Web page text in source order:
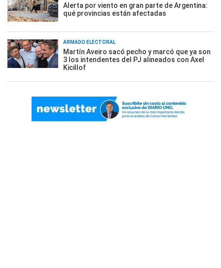
Alerta por viento en gran parte de Argentina:
qué provincias están afectadas
ARMADO ELECTORAL
Martín Aveiro sacó pecho y marcó que ya son
3 los intendentes del PJ alineados con Axel
Kicillof